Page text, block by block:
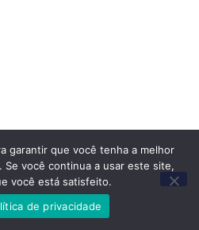
garantir que você tenha a melhor
Se você continua a usar este site,
você está satisfeito.
de privacidade